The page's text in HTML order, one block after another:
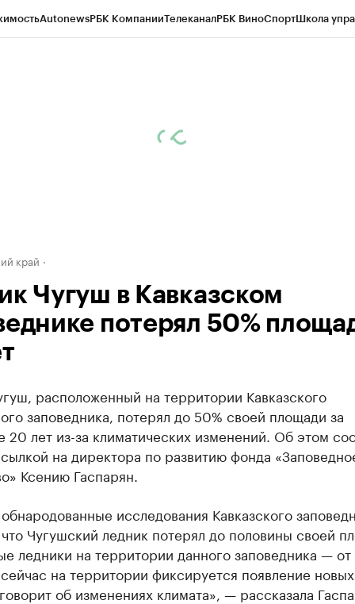
AutonewsРБК КомпанииТелеканалРБК ВиноСпортШкола
край
Чугуш в Кавказском
потерял 50%
расположенный на территории Кавказского
заповедника, потерял до 50% своей площади за
20 лет из-за климатических изменений. Об этом
на директора по развитию фонда
Ксению Гаспарян.
исследования Кавказского
Чугушский ледник потерял до половины своей
ледники на территории данного заповедника — от
на территории фиксируется появление
об изменениях климата», — рассказала